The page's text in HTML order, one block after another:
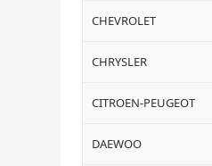
CHEVROLET
CHRYSLER
CITROEN-PEUGEOT
DAEWOO